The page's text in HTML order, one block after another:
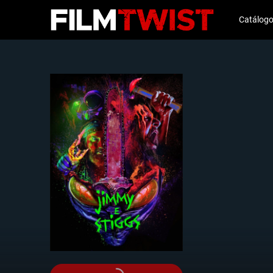
Catálogo